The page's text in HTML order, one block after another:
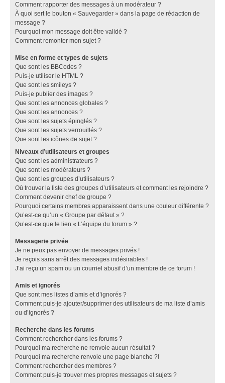
Comment rapporter des messages à un modérateur ?
À quoi sert le bouton « Sauvegarder » dans la page de rédaction de
message ?
Pourquoi mon message doit être validé ?
Comment remonter mon sujet ?
Mise en forme et types de sujets
Que sont les BBCodes ?
Puis-je utiliser le HTML ?
Que sont les smileys ?
Puis-je publier des images ?
Que sont les annonces globales ?
Que sont les annonces ?
Que sont les sujets épinglés ?
Que sont les sujets verrouillés ?
Que sont les icônes de sujet ?
Niveaux d’utilisateurs et groupes
Que sont les administrateurs ?
Que sont les modérateurs ?
Que sont les groupes d’utilisateurs ?
Où trouver la liste des groupes d’utilisateurs et comment les rejoindre ?
Comment devenir chef de groupe ?
Pourquoi certains membres apparaissent dans une couleur différente ?
Qu’est-ce qu’un « Groupe par défaut » ?
Qu’est-ce que le lien « L’équipe du forum » ?
Messagerie privée
Je ne peux pas envoyer de messages privés !
Je reçois sans arrêt des messages indésirables !
J’ai reçu un spam ou un courriel abusif d’un membre de ce forum !
Amis et ignorés
Que sont mes listes d’amis et d’ignorés ?
Comment puis-je ajouter/supprimer des utilisateurs de ma liste d’amis
ou d’ignorés ?
Recherche dans les forums
Comment rechercher dans les forums ?
Pourquoi ma recherche ne renvoie aucun résultat ?
Pourquoi ma recherche renvoie une page blanche ?!
Comment rechercher des membres ?
Comment puis-je trouver mes propres messages et sujets ?